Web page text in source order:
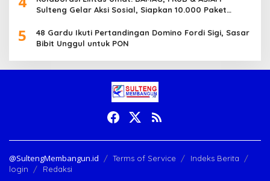
Sulteng Gelar Aksi Sosial, Siapkan 10.000 Paket
5
48 Gardu Ikuti Pertandingan Domino Fordi Sigi, Sasar
Bibit Unggul untuk PON
@SultengMembangun.id Terms of Service
Indeks Berita
login
Redaksi